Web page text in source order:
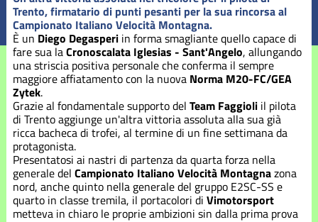
Trento, firmatario di punti pesanti per la sua rincorsa al
Campionato Italiano Velocità Montagna.
È un Diego Degasperiin forma smagliante quello capace di
fare sua laCronoscalata Iglesias - Sant'Angelo, allungando
una striscia positiva personale che conferma il sempre
maggiore affiatamento con la nuova Norma M20-FC/GEA
Zytek.
Grazie al fondamentale supporto del Team Faggioliil pilota
di Trento aggiunge un'altra vittoria assoluta alla sua già
ricca bacheca di trofei, al termine di un fine settimana da
protagonista.
Presentatosi ai nastri di partenza da quarta forza nella
generale del Campionato Italiano Velocità Montagnazona
nord, anche quinto nella generale del gruppo E2SC-SS e
quarto in classe tremila, il portacolori di Vimotorsport
metteva in chiaro le proprie ambizioni sin dalla prima prova
Stagione
2020
Stagione
2021
Stagione
2022
Stagione
2023
Stagione
2024